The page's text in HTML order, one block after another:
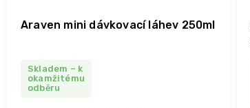
Araven mini dávkovací láhev 250ml
Skladem – k
okamžitému
odběru